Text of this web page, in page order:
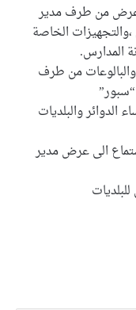
عرض من طرف مدير
الخاصة
المدارس.
من طرف
“سبور”
الدوائر والبلديات
الى عرض مدير